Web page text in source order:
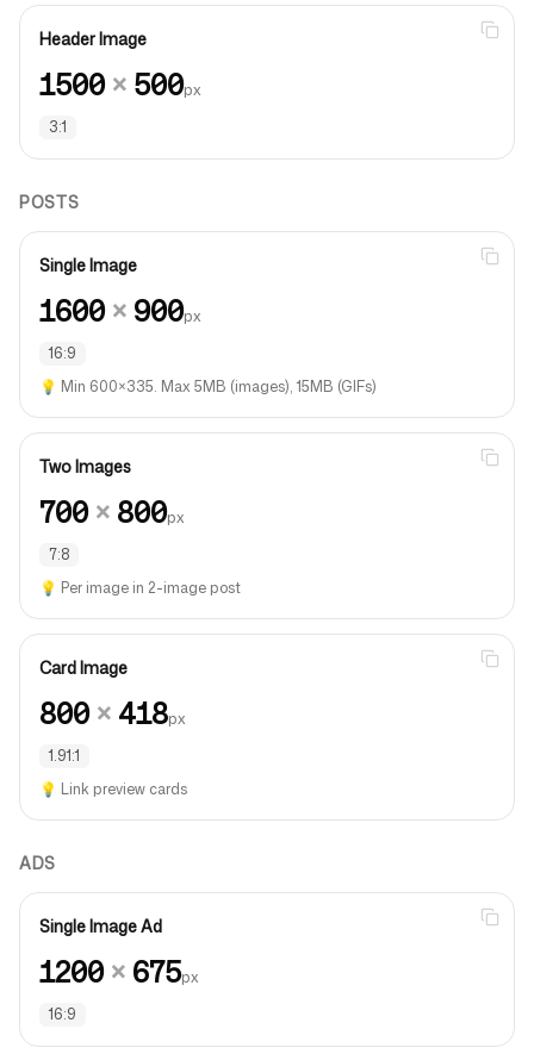
Header Image
1500× 500px
3:1
POSTS
Single Image
1600× 900px
16:9
💡 Min 600×335. Max 5MB (images), 15MB (GIFs)
Two Images
700× 800px
7:8
💡 Per image in 2-image post
Card Image
800× 418px
1.91:1
💡 Link preview cards
ADS
Single Image Ad
1200× 675px
16:9